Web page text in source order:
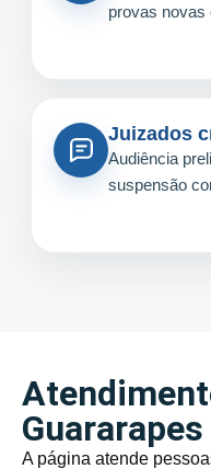
provas novas
Juizados
Audiência
suspensão
A página atende